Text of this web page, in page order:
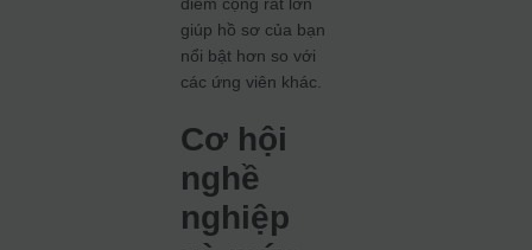
giúp hồ sơ của bạn
nổi bật hơn so với
các ứng viên khác.
Cơ hội
nghề
nghiệp